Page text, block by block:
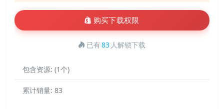
购买下载权限
已有83 人解锁下载
包含资源: (1个)
累计销量: 83